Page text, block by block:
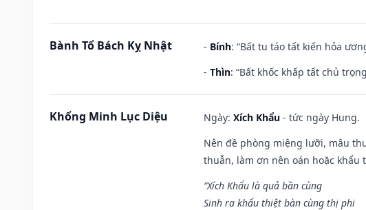
Bành Tổ Bách Kỵ Nhật - Bính: “Bất tu táo tất kiến hỏa
- Thìn: “Bất khốc khấp tất chủ
Khổng Minh Lục Diệu Ngày: Xích Khẩu - tức ngày Hung.
Nên đề phòng miệng lưỡi, mâu
thuẫn, làm ơn nên oán hoặc khẩu
“Xích Khẩu là quả bần cùng
Sinh ra khẩu thiệt bàn cùng thị phi